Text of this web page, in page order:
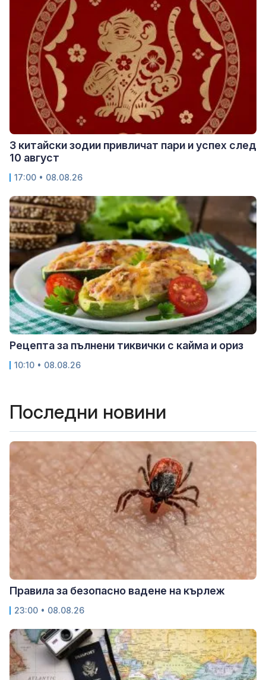
3 китайски зодии привличат пари и успех след
10 август
17:00 • 08.08.26
Рецепта за пълнени тиквички с кайма и ориз
10:10 • 08.08.26
Последни новини
Правила за безопасно вадене на кърлеж
23:00 • 08.08.26